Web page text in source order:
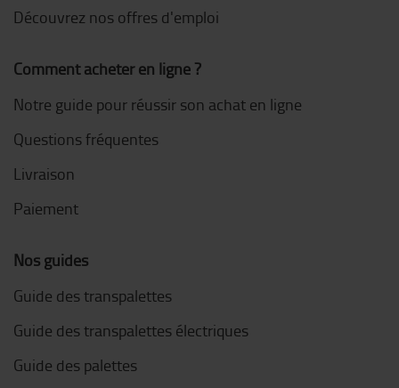
Découvrez nos offres d'emploi
Comment acheter en ligne ?
Notre guide pour réussir son achat en ligne
Questions fréquentes
Livraison
Paiement
Nos guides
Guide des transpalettes
Guide des transpalettes électriques
Guide des palettes